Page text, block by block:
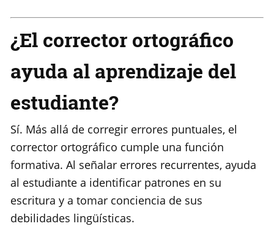
¿El corrector ortográfico
ayuda al aprendizaje del
estudiante?
Sí. Más allá de corregir errores puntuales, el
corrector ortográfico cumple una función
formativa. Al señalar errores recurrentes, ayuda
al estudiante a identificar patrones en su
escritura y a tomar conciencia de sus
debilidades lingüísticas.